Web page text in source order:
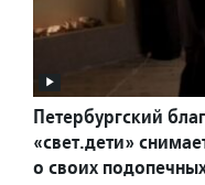
Петербургский
«свет.дети»
о своих